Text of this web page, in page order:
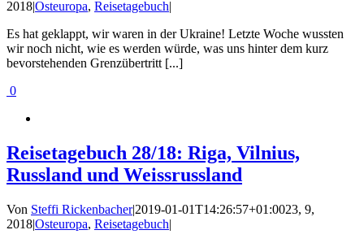
2018|Osteuropa, Reisetagebuch|
Es hat geklappt, wir waren in der Ukraine! Letzte Woche wussten
wir noch nicht, wie es werden würde, was uns hinter dem kurz
bevorstehenden Grenzübertritt [...]
0
Reisetagebuch 28/18: Riga, Vilnius,
Russland und Weissrussland
Von Steffi Rickenbacher|2019-01-01T14:26:57+01:0023, 9,
2018|Osteuropa, Reisetagebuch|